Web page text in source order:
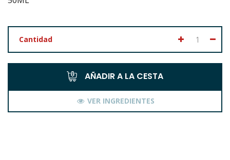
Cantidad
AÑADIR A LA CESTA
VER INGREDIENTES